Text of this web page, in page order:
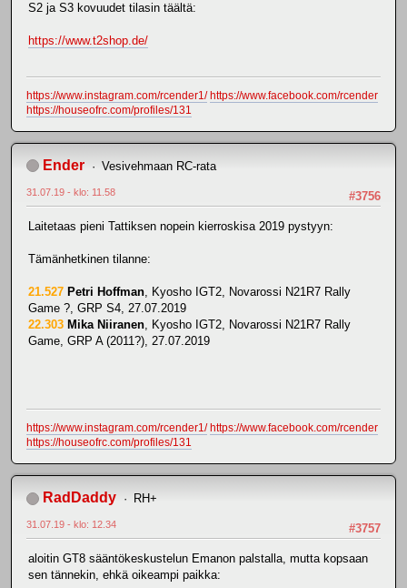
S2 ja S3 kovuudet tilasin täältä:
https://www.t2shop.de/
https://www.instagram.com/rcender1/ https://www.facebook.com/rcender
https://houseofrc.com/profiles/131
Ender Vesivehmaan RC-rata
#3756
31.07.19 - klo: 11.58
Laitetaas pieni Tattiksen nopein kierroskisa 2019 pystyyn:
Tämänhetkinen tilanne:
21.527 Petri Hoffman , Kyosho IGT2, Novarossi N21R7 Rally
Game ?, GRP S4, 27.07.2019
22.303 Mika Niiranen , Kyosho IGT2, Novarossi N21R7 Rally
Game, GRP A (2011?), 27.07.2019
https://www.instagram.com/rcender1/ https://www.facebook.com/rcender
https://houseofrc.com/profiles/131
RadDaddy RH+
#3757
31.07.19 - klo: 12.34
aloitin GT8 sääntökeskustelun Emanon palstalla, mutta kopsaan
sen tännekin, ehkä oikeampi paikka: